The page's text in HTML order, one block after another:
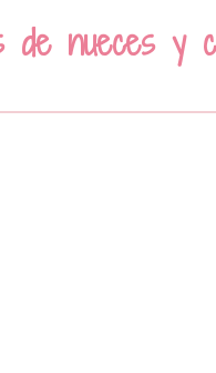
de nueces y